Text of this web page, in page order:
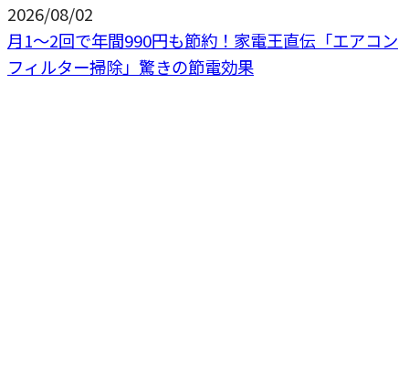
2026/08/02
月1〜2回で年間990円も節約！家電王直伝「エアコン
フィルター掃除」驚きの節電効果